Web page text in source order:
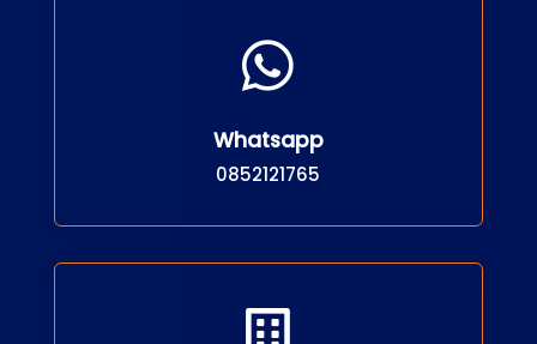

Whatsapp
0852121765